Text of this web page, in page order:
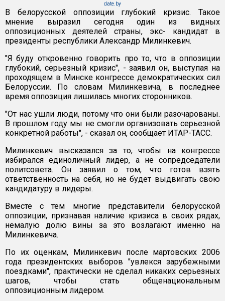
date.by
В белорусской оппозиции глубокий кризис. Такое
мнение выразил сегодня один из видных
оппозиционных деятелей страны, экс- кандидат в
президенты республики Александр Милинкевич.
"Я буду откровенно говорить про то, что в оппозиции
глубокий, серьезный кризис", - заявил он, выступая на
проходящем в Минске конгрессе демократических сил
Белоруссии. По словам Милинкевича, в последнее
время оппозиция лишилась многих сторонников.
"От нас ушли люди, потому что они были разочарованы.
В прошлом году мы не смогли организовать серьезной
конкретной работы", - сказал он, сообщает ИТАР-ТАСС.
Милинкевич высказался за то, чтобы на конгрессе
избирался единоличный лидер, а не сопредседатели
политсовета. Он заявил о том, что готов взять
ответственность на себя, но не будет выдвигать свою
кандидатуру в лидеры.
Вместе с тем многие представители белорусской
оппозиции, признавая наличие кризиса в своих рядах,
немалую долю вины за это возлагают именно на
Милинкевича.
По их оценкам, Милинкевич после мартовских 2006
года президентских выборов "увлекся зарубежными
поездками", практически не сделал никаких серьезных
шагов, чтобы стать общенациональным
оппозиционным лидером.